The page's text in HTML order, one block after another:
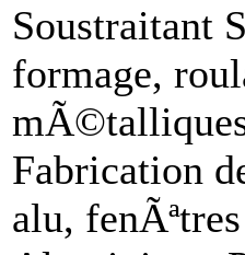
Soustraitant
formage,
Fabrication
alu,